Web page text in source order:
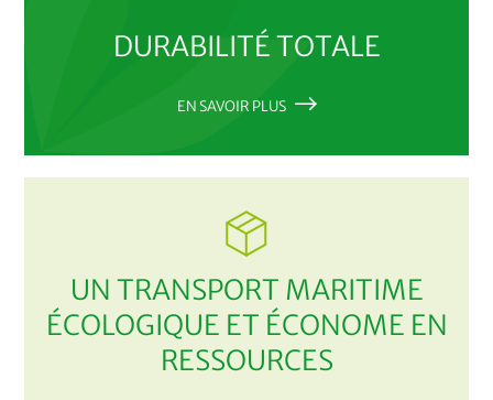
DURABILITÉ TOTALE
EN SAVOIR PLUS
UN TRANSPORT MARITIME
ÉCOLOGIQUE ET ÉCONOME EN
RESSOURCES